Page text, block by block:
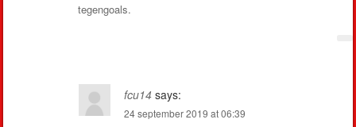
tegengoals.
fcu14 says:
24 september 2019 at 06:39